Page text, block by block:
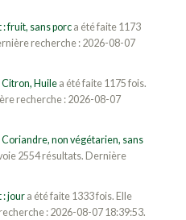
fruit, sans porca été faite 1173
recherche : 2026-08-07
Huilea été faite 1175 fois.
recherche : 2026-08-07
non végétarien, sans
2554 résultats. Dernière
: joura été faite 1333 fois. Elle
: 2026-08-07 18:39:53.